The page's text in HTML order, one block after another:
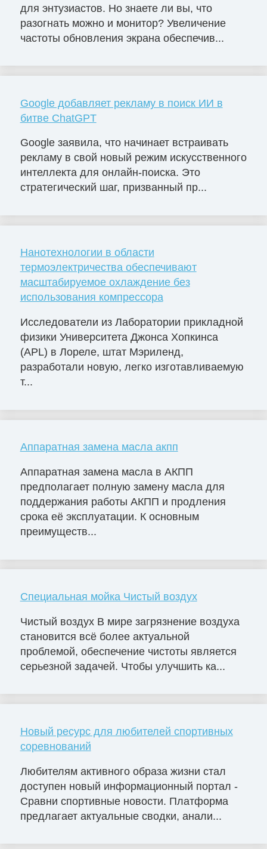
для энтузиастов. Но знаете ли вы, что
разогнать можно и монитор? Увеличение
частоты обновления экрана обеспечив...
Google добавляет рекламу в поиск ИИ в
битве ChatGPT
Google заявила, что начинает встраивать
рекламу в свой новый режим искусственного
интеллекта для онлайн-поиска. Это
стратегический шаг, призванный пр...
Нанотехнологии в области
термоэлектричества обеспечивают
масштабируемое охлаждение без
использования компрессора
Исследователи из Лаборатории прикладной
физики Университета Джонса Хопкинса
(APL) в Лореле, штат Мэриленд,
разработали новую, легко изготавливаемую
т...
Аппаратная замена масла акпп
Аппаратная замена масла в АКПП
предполагает полную замену масла для
поддержания работы АКПП и продления
срока её эксплуатации. К основным
преимуществ...
Специальная мойка Чистый воздух
Чистый воздух В мире загрязнение воздуха
становится всё более актуальной
проблемой, обеспечение чистоты является
серьезной задачей. Чтобы улучшить ка...
Новый ресурс для любителей спортивных
соревнований
Любителям активного образа жизни стал
доступен новый информационный портал -
Сравни спортивные новости. Платформа
предлагает актуальные сводки, анали...